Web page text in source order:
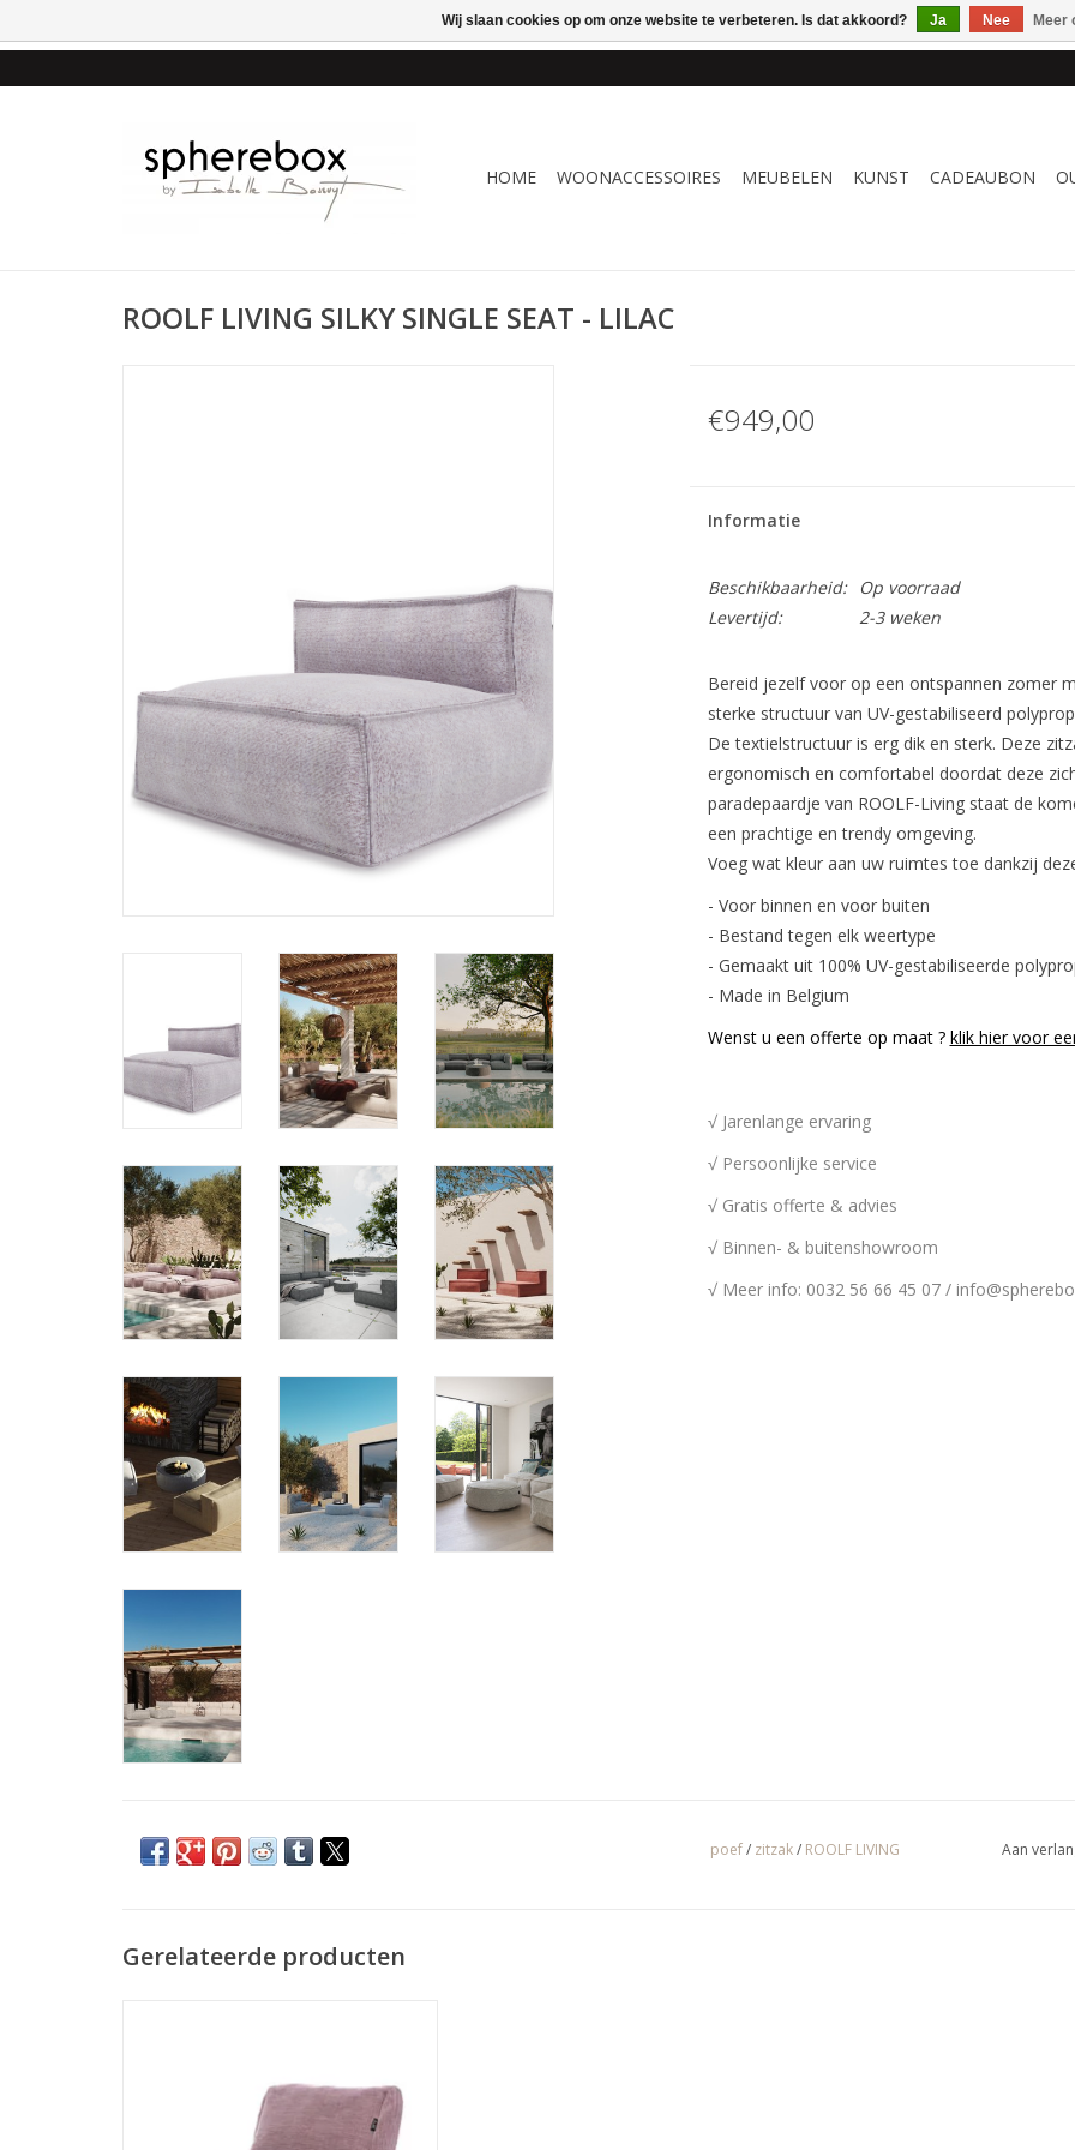
HOME WOONACCESSOIRES MEUBELEN KUNST CADEAUBON
ROOLF LIVING SILKY SINGLE SEAT - LILAC
€949,00
Informatie
Beschikbaarheid:
Op voorraad
Levertijd:
2-3 weken
Bereid jezelf voor op een ontspannen zomer
sterke structuur van UV-gestabiliseerd
De textielstructuur is erg dik en sterk. Deze
ergonomisch en comfortabel doordat deze
paradepaardje van ROOLF-Living staat de
een prachtige en trendy omgeving.
Voeg wat kleur aan uw ruimtes toe dankzij
- Voor binnen en voor buiten
- Bestand tegen elk weertype
- Gemaakt uit 100% UV-gestabiliseerde
- Made in Belgium
Wenst u een offerte op maat ? klik hier voor
√ Jarenlange ervaring
√ Persoonlijke service
√ Gratis offerte & advies
√ Binnen- & buitenshowroom
√ Meer info: 0032 56 66 45 07 /
poef/ zitzak/ ROOLF LIVING Aan
Gerelateerde producten
100% dun gesponnen UV-gestabiliseerd
polypropyleen is de stof bestand tegen de
zon én de regen. De textielstructuur is erg
Wij slaan cookies op om onze website te verbeteren. Is dat akkoord? Ja Nee Meer
ONLINE WINKEL VOOR WOONACCESSOIRES, MEUBELEN & KUNST – GRATIS